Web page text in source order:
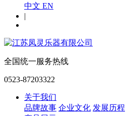
中文 EN
|
全国统一服务热线
0523-87203322
关于我们
品牌故事 企业文化 发展历程